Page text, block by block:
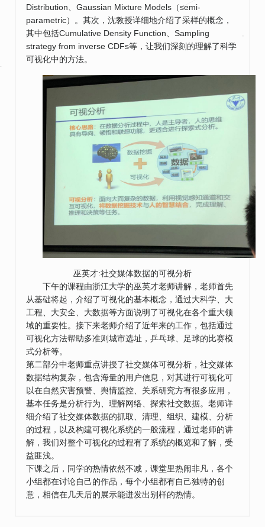
Distribution、Gaussian Mixture Models（semi-
parametric）。其次，沈教授详细地介绍了采样的概念，
其中包括Cumulative Density Function、Sampling
strategy from inverse CDFs等，让我们深刻的理解了科学
可视化中的方法。
巫英才:社交媒体数据的可视分析
下午的课程由浙江大学的巫英才老师讲解，老师首先
从基础将起，介绍了可视化的基本概念，通过大科学、大
工程、大安全、大数据等方面说明了可视化在各个重大领
域的重要性。接下来老师介绍了近年来的工作，包括通过
可视化方法帮助多准则城市选址，乒乓球、足球的比赛模
式分析等。
第二部分中老师重点讲授了社交媒体可视分析，社交媒体
数据结构复杂，包含海量的用户信息，对其进行可视化可
以在自然灾害预警、舆情监控、关系研究方有很多应用，
基本任务是分析行为、理解网络、探索社交数据。老师详
细介绍了社交媒体数据的抓取、清理、组织、建模、分析
的过程，以及构建可视化系统的一般流程，通过老师的讲
解，我们对整个可视化的过程有了系统的概览和了解，受
益匪浅。
下课之后，同学的热情依然不减，课堂里热闹非凡，各个
小组都在讨论自己的作品，每个小组都有自己独特的创
意，相信在几天后的展示能迸发出别样的热情。